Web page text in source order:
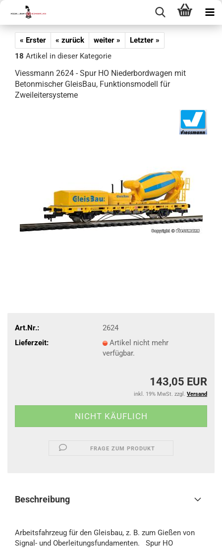
« Erster « zurück weiter »
Letzter »
18 Artikel in dieser Kategorie
Viessmann 2624 - Spur HO Niederbordwagen mit
Betonmischer GleisBau, Funktionsmodell für
Zweileitersysteme
Art.Nr.:
2624
Lieferzeit:
Artikel nicht mehr
verfügbar.
143,05 EUR
inkl. 19% MwSt. zzgl. Versand
FRAGE ZUM PRODUKT
Beschreibung
Arbeitsfahrzeug für den Gleisbau, z. B. zum Gießen von
Signal- und Oberleitungsfundamenten. Spur HO